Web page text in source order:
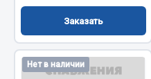
Двигатель
Заказать
Нет в наличии